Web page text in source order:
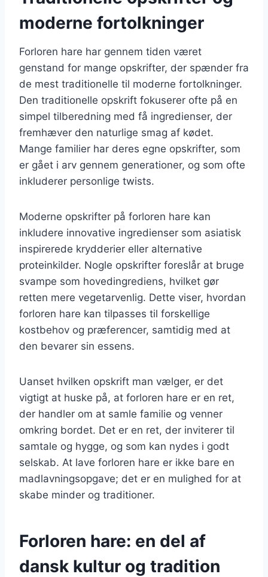
moderne fortolkninger
Forloren hare har gennem tiden været
genstand for mange opskrifter, der spænder fra
de mest traditionelle til moderne fortolkninger.
Den traditionelle opskrift fokuserer ofte på en
simpel tilberedning med få ingredienser, der
fremhæver den naturlige smag af kødet.
Mange familier har deres egne opskrifter, som
er gået i arv gennem generationer, og som ofte
inkluderer personlige twists.
Moderne opskrifter på forloren hare kan
inkludere innovative ingredienser som asiatisk
inspirerede krydderier eller alternative
proteinkilder. Nogle opskrifter foreslår at bruge
svampe som hovedingrediens, hvilket gør
retten mere vegetarvenlig. Dette viser, hvordan
forloren hare kan tilpasses til forskellige
kostbehov og præferencer, samtidig med at
den bevarer sin essens.
Uanset hvilken opskrift man vælger, er det
vigtigt at huske på, at forloren hare er en ret,
der handler om at samle familie og venner
omkring bordet. Det er en ret, der inviterer til
samtale og hygge, og som kan nydes i godt
selskab. At lave forloren hare er ikke bare en
madlavningsopgave; det er en mulighed for at
skabe minder og traditioner.
Forloren hare: en del af
dansk kultur og tradition